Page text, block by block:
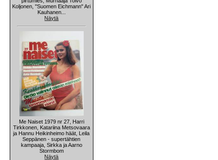
Koljonen, "Suomen Eichmann" Ari
Kauhanen...
Näytä
Me Naiset 1979 nr 27, Harri
Tirkkonen, Katariina Metsovaara
ja Hannu Heikinheimo häät, Leila
Seppänen - supertähtien
kampaaja, Sirkka ja Aarno
Stormbom
Näytä